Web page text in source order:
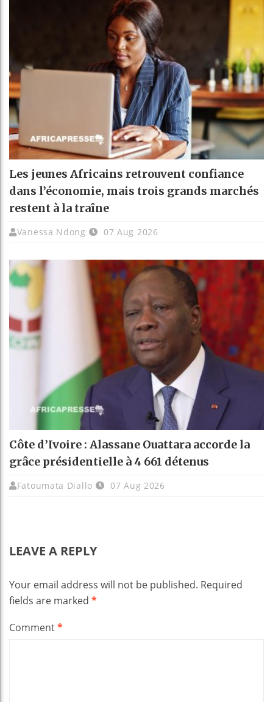
Les jeunes Africains retrouvent confiance
dans l’économie, mais trois grands marchés
restent à la traîne
Vanessa Ndong 07 Aug 2026
Côte d’Ivoire : Alassane Ouattara accorde la
grâce présidentielle à 4 661 détenus
Fatoumata Diallo 07 Aug 2026
LEAVE A REPLY
Your email address will not be published. Required
fields are marked *
Comment*